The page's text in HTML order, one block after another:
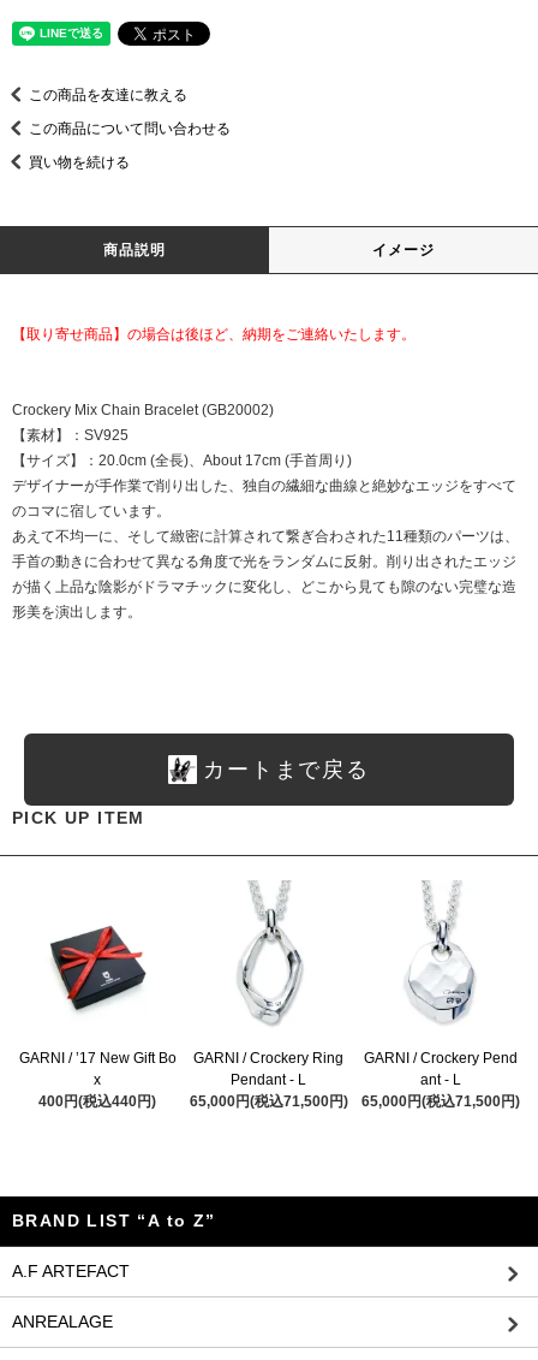
この商品を友達に教える
この商品について問い合わせる
買い物を続ける
商品説明 イメージ
【取り寄せ商品】の場合は後ほど、納期をご連絡いたします。
Crockery Mix Chain Bracelet (GB20002)
【素材】：SV925
【サイズ】：20.0cm (全長)、About 17cm (手首周り)
デザイナーが手作業で削り出した、独自の繊細な曲線と絶妙なエッジをすべて
のコマに宿しています。
あえて不均一に、そして緻密に計算されて繋ぎ合わされた11種類のパーツは、
手首の動きに合わせて異なる角度で光をランダムに反射。削り出されたエッジ
が描く上品な陰影がドラマチックに変化し、どこから見ても隙のない完璧な造
形美を演出します。
カートまで戻る
PICK UP ITEM
GARNI / ’17 New Gift Bo
x
400円(税込440円)
GARNI / Crockery Ring
Pendant - L
65,000円(税込71,500円)
GARNI / Crockery Pend
ant - L
65,000円(税込71,500円)
BRAND LIST “A to Z”
A.F ARTEFACT
ANREALAGE